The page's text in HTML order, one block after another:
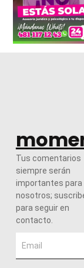
Tus comentarios
siempre serán
importantes para
nosotros;
para seguir en
contacto.